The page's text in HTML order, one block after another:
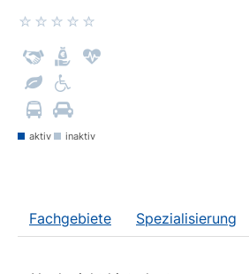
aktiv inaktiv
Fachgebiete Spezialisierung